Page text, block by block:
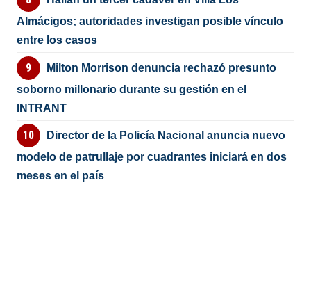
Almácigos; autoridades investigan posible vínculo
entre los casos
Milton Morrison denuncia rechazó presunto
soborno millonario durante su gestión en el
INTRANT
Director de la Policía Nacional anuncia nuevo
modelo de patrullaje por cuadrantes iniciará en dos
meses en el país